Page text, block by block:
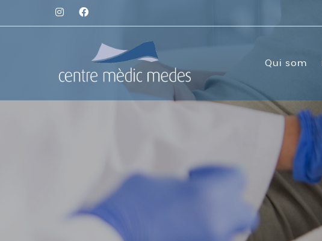
Qui som
Medicina estètica
Tractament de llavis
Àcid hialurònic
Estimuladors de col·lagen
Hidratació facial
Microneedling